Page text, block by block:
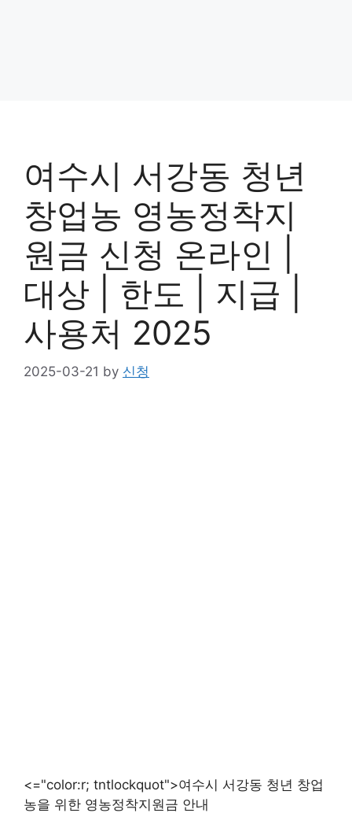
여수시 서강동 청년
창업농 영농정착지
원금 신청 온라인 |
대상 | 한도 | 지급 |
사용처 2025
2025-03-21 by 신청
<="color:r; tntlockquot">여수시 서강동 청년 창업
농을 위한 영농정착지원금 안내